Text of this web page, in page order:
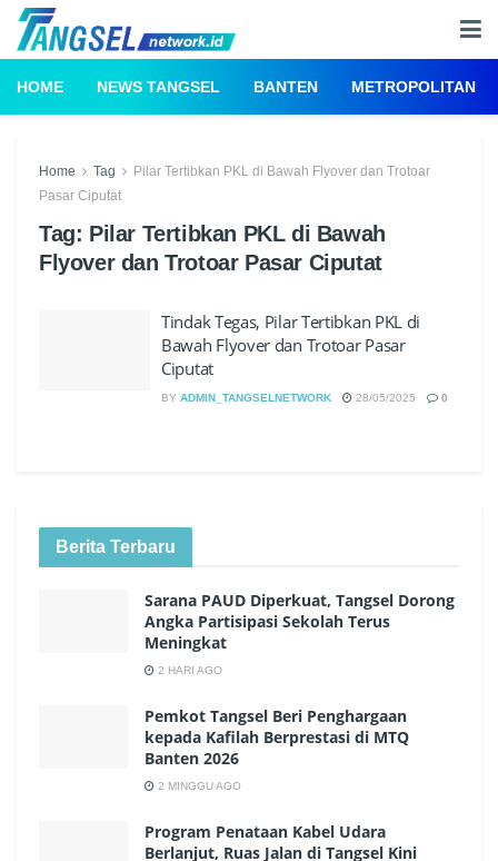
HOME NEWS TANGSEL BANTEN METROPOLITAN
Home Tag
Pilar Tertibkan PKL di Bawah Flyover dan Trotoar
Pasar Ciputat
Tag: Pilar Tertibkan PKL di Bawah
Flyover dan Trotoar Pasar Ciputat
Tindak Tegas, Pilar Tertibkan PKL di
Bawah Flyover dan Trotoar Pasar
Ciputat
BY ADMIN_TANGSELNETWORK 28/05/2025 0
Berita Terbaru
Sarana PAUD Diperkuat, Tangsel Dorong
Angka Partisipasi Sekolah Terus
Meningkat
2 HARI AGO
Pemkot Tangsel Beri Penghargaan
kepada Kafilah Berprestasi di MTQ
Banten 2026
2 MINGGU AGO
Program Penataan Kabel Udara
Berlanjut, Ruas Jalan di Tangsel Kini